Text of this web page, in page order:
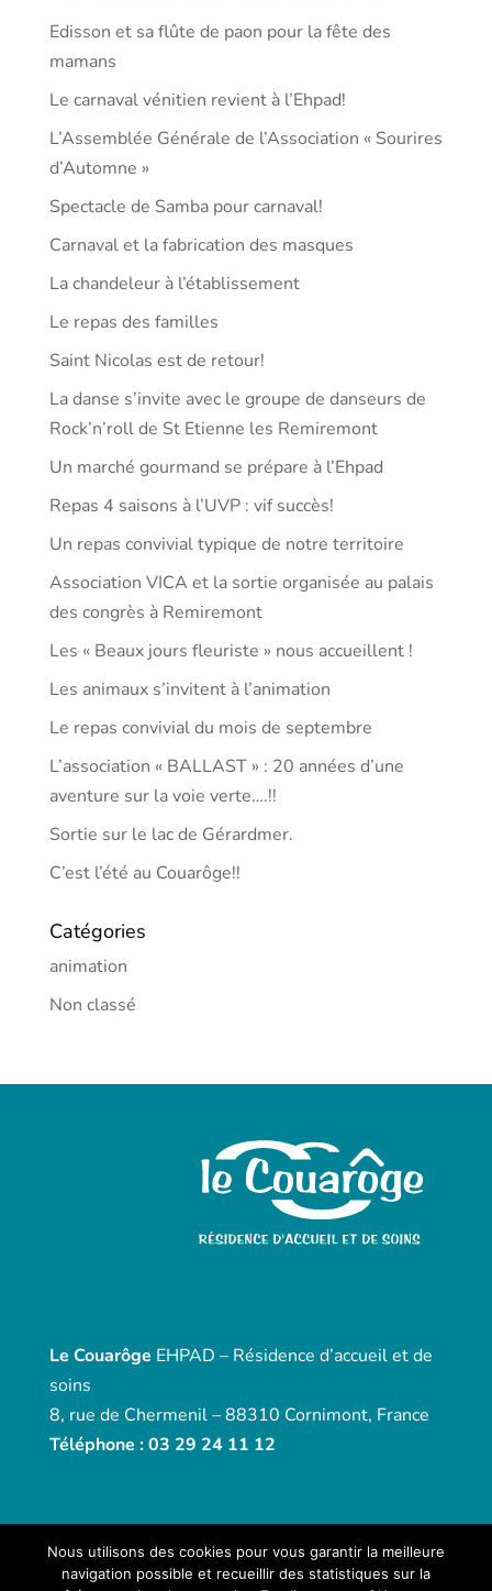
Edisson et sa flûte de paon pour la fête des
mamans
Le carnaval vénitien revient à l’Ehpad!
L’Assemblée Générale de l’Association « Sourires
d’Automne »
Spectacle de Samba pour carnaval!
Carnaval et la fabrication des masques
La chandeleur à l’établissement
Le repas des familles
Saint Nicolas est de retour!
La danse s’invite avec le groupe de danseurs de
Rock’n’roll de St Etienne les Remiremont
Un marché gourmand se prépare à l’Ehpad
Repas 4 saisons à l’UVP : vif succès!
Un repas convivial typique de notre territoire
Association VICA et la sortie organisée au palais
des congrès à Remiremont
Les « Beaux jours fleuriste » nous accueillent !
Les animaux s’invitent à l’animation
Le repas convivial du mois de septembre
L’association « BALLAST » : 20 années d’une
aventure sur la voie verte….!!
Sortie sur le lac de Gérardmer.
C’est l’été au Couarôge!!
Catégories
animation
Non classé
Le Couarôge EHPAD – Résidence d’accueil et de
soins
8, rue de Chermenil – 88310 Cornimont, France
Téléphone : 03 29 24 11 12
Nous utilisons des cookies pour vous garantir la meilleure
navigation possible et recueillir des statistiques sur la